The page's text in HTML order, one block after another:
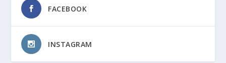
FACEBOOK
INSTAGRAM